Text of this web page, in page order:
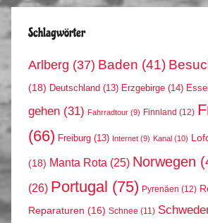
Schlagwörter
Arlberg (37) Baden (41)
(18) Deutschland (13) Erzgebirge (14)
gehen (31) Fahrradtour (9) Finnland (12)
(66) Freiburg (13) Internet (9) Kanal (10)
(18) Manta Rota (25) Norwegen
(26) Portugal (75) Pyrenäen (12)
Reparaturen (16) Schnee (11)